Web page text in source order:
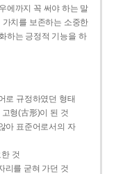
에까지 꼭 써야 하는 말
치를 보존하는 소중한
하는 긍정적 기능을 하
로 규정하였던 형태
형(古形)이 된 것
아 표준어로서의 자
것
리를 굳혀 가던 것